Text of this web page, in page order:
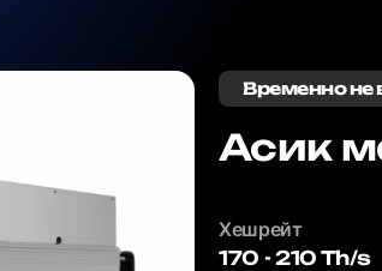
Временно не
Асик
Хешрейт
170 - 210 Th/s